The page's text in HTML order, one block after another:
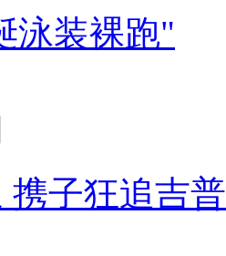
泳装裸跑"
携子狂追吉